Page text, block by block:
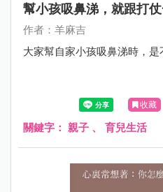
幫小孩吸鼻涕，就跟打
作者：羊麻吉
大家幫自家小孩吸鼻涕時，是
收藏
關鍵字： 親子 、 育兒生活